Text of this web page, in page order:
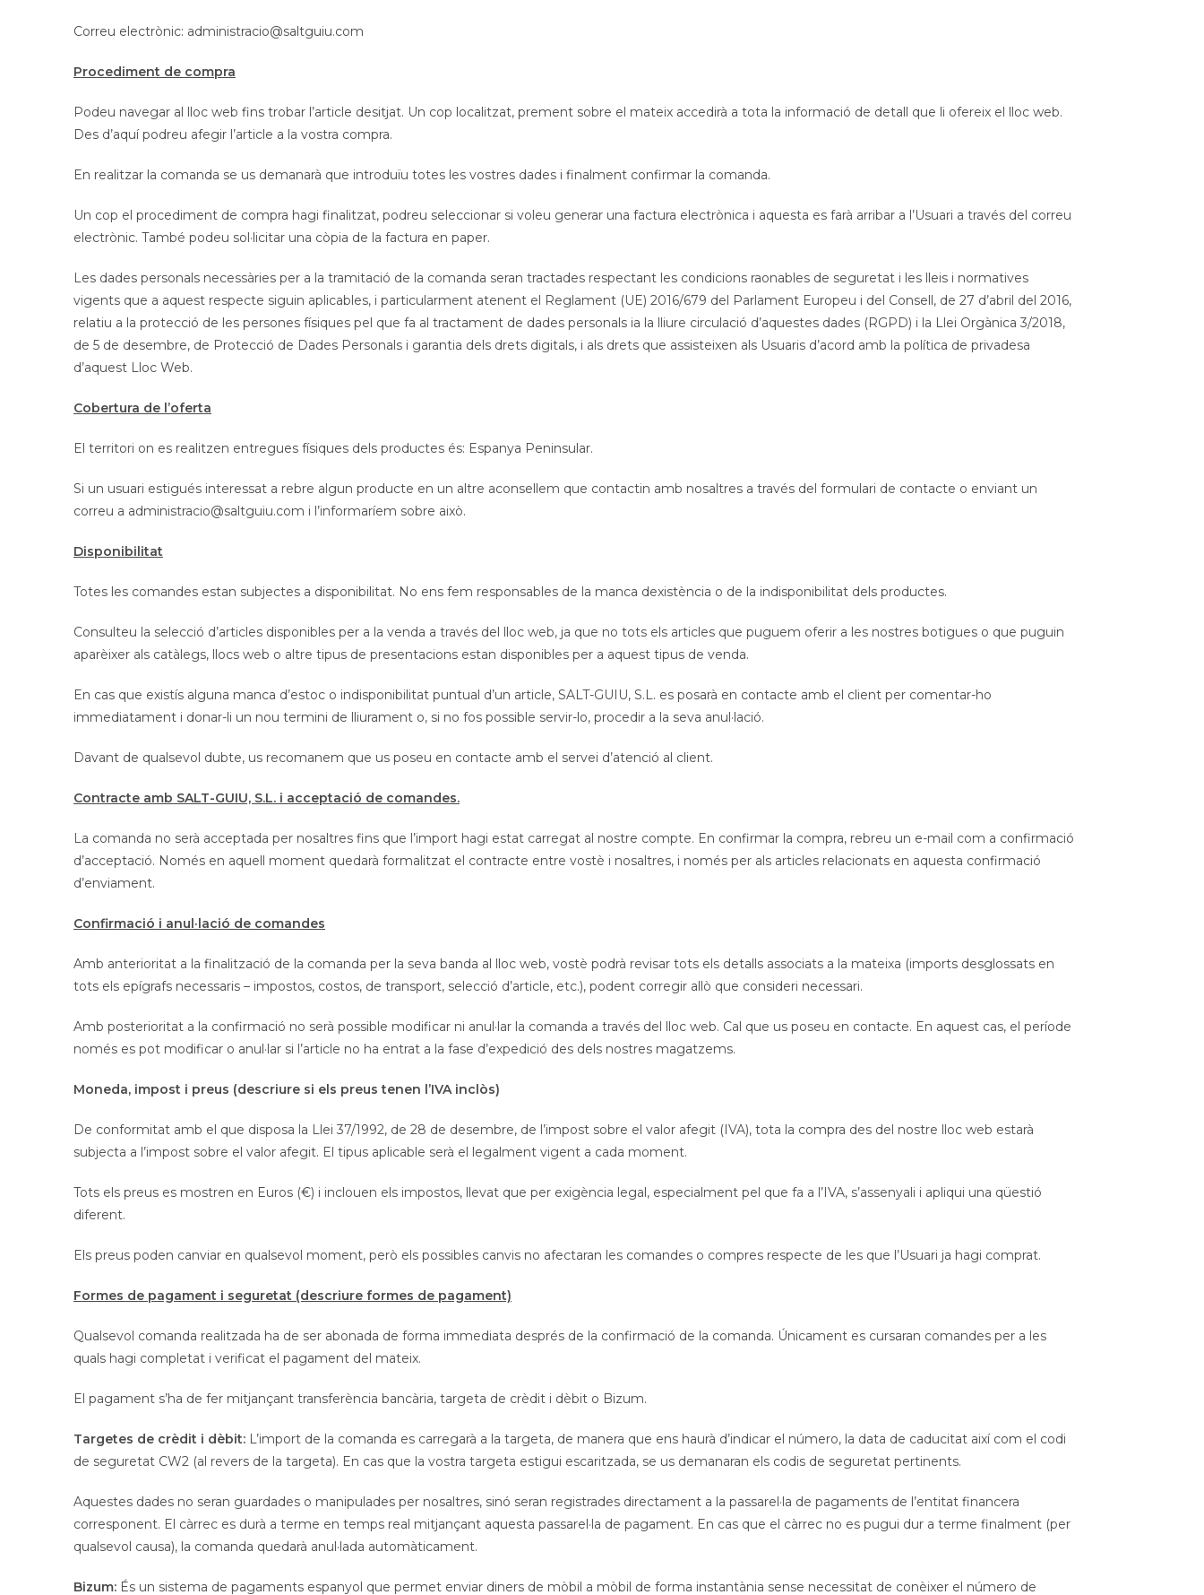
Correu electrònic: administracio@saltguiu.com
Procediment de compra
Podeu navegar al lloc web fins trobar l’article desitjat. Un cop localitzat, prement sobre el mateix accedirà a tota la informació de detall que li ofereix el lloc web.
Des d’aquí podreu afegir l’article a la vostra compra.
En realitzar la comanda se us demanarà que introduïu totes les vostres dades i finalment confirmar la comanda.
Un cop el procediment de compra hagi finalitzat, podreu seleccionar si voleu generar una factura electrònica i aquesta es farà arribar a l’Usuari a través del correu
electrònic. També podeu sol·licitar una còpia de la factura en paper.
Les dades personals necessàries per a la tramitació de la comanda seran tractades respectant les condicions raonables de seguretat i les lleis i normatives
vigents que a aquest respecte siguin aplicables, i particularment atenent el Reglament (UE) 2016/679 del Parlament Europeu i del Consell, de 27 d’abril del 2016,
relatiu a la protecció de les persones físiques pel que fa al tractament de dades personals ia la lliure circulació d’aquestes dades (RGPD) i la Llei Orgànica 3/2018,
de 5 de desembre, de Protecció de Dades Personals i garantia dels drets digitals, i als drets que assisteixen als Usuaris d’acord amb la política de privadesa
d’aquest Lloc Web.
Cobertura de l’oferta
El territori on es realitzen entregues físiques dels productes és: Espanya Peninsular.
Si un usuari estigués interessat a rebre algun producte en un altre aconsellem que contactin amb nosaltres a través del formulari de contacte o enviant un
correu a administracio@saltguiu.com i l’informaríem sobre això.
Disponibilitat
Totes les comandes estan subjectes a disponibilitat. No ens fem responsables de la manca dexistència o de la indisponibilitat dels productes.
Consulteu la selecció d’articles disponibles per a la venda a través del lloc web, ja que no tots els articles que puguem oferir a les nostres botigues o que puguin
aparèixer als catàlegs, llocs web o altre tipus de presentacions estan disponibles per a aquest tipus de venda.
En cas que existís alguna manca d’estoc o indisponibilitat puntual d’un article, SALT-GUIU, S.L. es posarà en contacte amb el client per comentar-ho
immediatament i donar-li un nou termini de lliurament o, si no fos possible servir-lo, procedir a la seva anul·lació.
Davant de qualsevol dubte, us recomanem que us poseu en contacte amb el servei d’atenció al client.
Contracte amb SALT-GUIU, S.L. i acceptació de comandes.
La comanda no serà acceptada per nosaltres fins que l’import hagi estat carregat al nostre compte. En confirmar la compra, rebreu un e-mail com a confirmació
d’acceptació. Només en aquell moment quedarà formalitzat el contracte entre vostè i nosaltres, i només per als articles relacionats en aquesta confirmació
d’enviament.
Confirmació i anul·lació de comandes
Amb anterioritat a la finalització de la comanda per la seva banda al lloc web, vostè podrà revisar tots els detalls associats a la mateixa (imports desglossats en
tots els epígrafs necessaris – impostos, costos, de transport, selecció d’article, etc.), podent corregir allò que consideri necessari.
Amb posterioritat a la confirmació no serà possible modificar ni anul·lar la comanda a través del lloc web. Cal que us poseu en contacte. En aquest cas, el període
només es pot modificar o anul·lar si l’article no ha entrat a la fase d’expedició des dels nostres magatzems.
Moneda, impost i preus (descriure si els preus tenen l’IVA inclòs)
De conformitat amb el que disposa la Llei 37/1992, de 28 de desembre, de l’impost sobre el valor afegit (IVA), tota la compra des del nostre lloc web estarà
subjecta a l’impost sobre el valor afegit. El tipus aplicable serà el legalment vigent a cada moment.
Tots els preus es mostren en Euros (€) i inclouen els impostos, llevat que per exigència legal, especialment pel que fa a l’IVA, s’assenyali i apliqui una qüestió
diferent.
Els preus poden canviar en qualsevol moment, però els possibles canvis no afectaran les comandes o compres respecte de les que l’Usuari ja hagi comprat.
Formes de pagament i seguretat (descriure formes de pagament)
Qualsevol comanda realitzada ha de ser abonada de forma immediata després de la confirmació de la comanda. Únicament es cursaran comandes per a les
quals hagi completat i verificat el pagament del mateix.
El pagament s’ha de fer mitjançant transferència bancària, targeta de crèdit i dèbit o Bizum.
Targetes de crèdit i dèbit: L’import de la comanda es carregarà a la targeta, de manera que ens haurà d’indicar el número, la data de caducitat així com el codi
de seguretat CW2 (al revers de la targeta). En cas que la vostra targeta estigui escaritzada, se us demanaran els codis de seguretat pertinents.
Aquestes dades no seran guardades o manipulades per nosaltres, sinó seran registrades directament a la passarel·la de pagaments de l’entitat financera
corresponent. El càrrec es durà a terme en temps real mitjançant aquesta passarel·la de pagament. En cas que el càrrec no es pugui dur a terme finalment (per
qualsevol causa), la comanda quedarà anul·lada automàticament.
Bizum: És un sistema de pagaments espanyol que permet enviar diners de mòbil a mòbil de forma instantània sense necessitat de conèixer el número de